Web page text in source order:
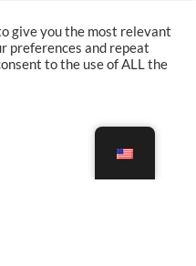
give you the most relevant
preferences and repeat
to the use of ALL the